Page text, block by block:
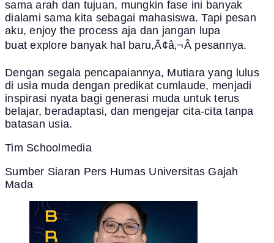
sama arah dan tujuan, mungkin fase ini banyak
dialami sama kita sebagai mahasiswa. Tapi pesan
aku, enjoy the process aja dan jangan lupa
buat explore banyak hal baru,Ã¢â‚¬Â pesannya.
Dengan segala pencapaiannya, Mutiara yang lulus
di usia muda dengan predikat cumlaude, menjadi
inspirasi nyata bagi generasi muda untuk terus
belajar, beradaptasi, dan mengejar cita-cita tanpa
batasan usia.
Tim Schoolmedia
Sumber Siaran Pers Humas Universitas Gajah
Mada